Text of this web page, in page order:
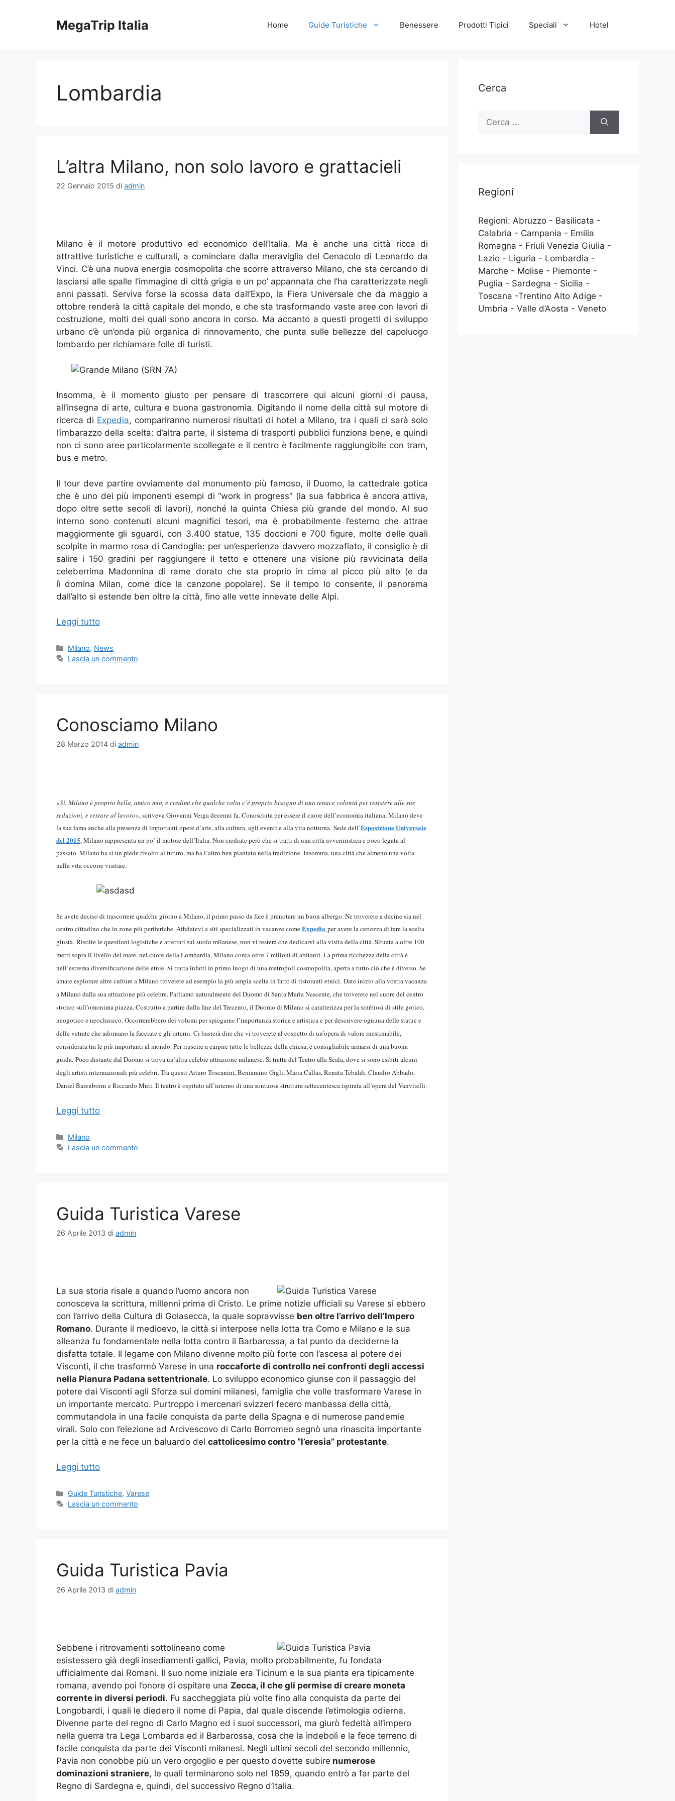
MegaTrip Italia Home Guide Turistiche Benessere Prodotti Tipici Speciali Hotel
Lombardia
L’altra Milano, non solo lavoro e grattacieli
22 Gennaio 2015 di admin
Milano è il motore produttivo ed economico dell’Italia. Ma è anche una città ricca di
attrattive turistiche e culturali, a cominciare dalla meraviglia del Cenacolo di Leonardo da
Vinci. C’è una nuova energia cosmopolita che scorre attraverso Milano, che sta cercando di
lasciarsi alle spalle l’immagine di città grigia e un po’ appannata che l’ha caratterizzata negli
anni passati. Serviva forse la scossa data dall’Expo, la Fiera Universale che da maggio a
ottobre renderà la città capitale del mondo, e che sta trasformando vaste aree con lavori di
costruzione, molti dei quali sono ancora in corso. Ma accanto a questi progetti di sviluppo
urbano c’è un’onda più organica di rinnovamento, che punta sulle bellezze del capoluogo
lombardo per richiamare folle di turisti.
Insomma, è il momento giusto per pensare di trascorrere qui alcuni giorni di pausa,
all’insegna di arte, cultura e buona gastronomia. Digitando il nome della città sul motore di
ricerca di Expedia, compariranno numerosi risultati di hotel a Milano, tra i quali ci sarà solo
l’imbarazzo della scelta: d’altra parte, il sistema di trasporti pubblici funziona bene, e quindi
non ci sono aree particolarmente scollegate e il centro è facilmente raggiungibile con tram,
bus e metro.
Il tour deve partire ovviamente dal monumento più famoso, il Duomo, la cattedrale gotica
che è uno dei più imponenti esempi di “work in progress” (la sua fabbrica è ancora attiva,
dopo oltre sette secoli di lavori), nonché la quinta Chiesa più grande del mondo. Al suo
interno sono contenuti alcuni magnifici tesori, ma è probabilmente l’esterno che attrae
maggiormente gli sguardi, con 3.400 statue, 135 doccioni e 700 figure, molte delle quali
scolpite in marmo rosa di Candoglia: per un’esperienza davvero mozzafiato, il consiglio è di
salire i 150 gradini per raggiungere il tetto e ottenere una visione più ravvicinata della
celeberrima Madonnina di rame dorato che sta proprio in cima al picco più alto (e da
lì domina Milan, come dice la canzone popolare). Se il tempo lo consente, il panorama
dall’alto si estende ben oltre la città, fino alle vette innevate delle Alpi.
Leggi tutto
Categorie
Milano, News
Lascia un commento
Conosciamo Milano
28 Marzo 2014 di admin
«Sì, Milano è proprio bella, amico mio, e credimi che qualche volta c’è proprio bisogno di una tenace volontà per resistere alle sue
seduzioni, e restare al lavoro», scriveva Giovanni Verga decenni fa. Conosciuta per essere il cuore dell’economia italiana, Milano deve
la sua fama anche alla presenza di importanti opere d’arte, alla cultura, agli eventi e alla vita notturna. Sede dell’Esposizione Universale
del 2015, Milano rappresenta un po’ il motore dell’Italia. Non crediate però che si tratti di una città avveniristica e poco legata al
passato. Milano ha sì un piede rivolto al futuro, ma ha l’altro ben piantato nella tradizione. Insomma, una città che almeno una volta
nella vita occorre visitare.
Se avete deciso di trascorrere qualche giorno a Milano, il primo passo da fare è prenotare un buon albergo. Ne troverete a decine sia nel
centro cittadino che in zone più periferiche. Affidatevi a siti specializzati in vacanze comeExpedia per avere la certezza di fare la scelta
giusta. Risolte le questioni logistiche e atterrati sul suolo milanese, non vi resterà che dedicarvi alla visita della città. Situata a oltre 100
metri sopra il livello del mare, nel cuore della Lombardia, Milano conta oltre 7 milioni di abitanti. La prima ricchezza della città è
nell’estrema diversificazione delle etnie. Si tratta infatti in primo luogo di una metropoli cosmopolita, aperta a tutto ciò che è diverso. Se
amate esplorare altre culture a Milano troverete ad esempio la più ampia scelta in fatto di ristoranti etnici. Date inizio alla vostra vacanza
a Milano dalla sua attrazione più celebre. Parliamo naturalmente del Duomo di Santa Maria Nascente, che troverete nel cuore del centro
storico sull’omonima piazza. Costruito a partire dalla fine del Trecento, il Duomo di Milano si caratterizza per la simbiosi di stile gotico,
neogotico e neoclassico. Occorrerebbero dei volumi per spiegarne l’importanza storica e artistica e per descrivere ognuna delle statue e
delle vetrate che adornano la facciate e gli interni. Ci basterà dire che vi troverete al cospetto di un’opera di valore inestimabile,
considerata tra le più importanti al mondo. Per riuscire a carpire tutte le bellezze della chiesa, è consigliabile armarsi di una buona
guida. Poco distante dal Duomo si trova un’altra celebre attrazione milanese. Si tratta del Teatro alla Scala, dove si sono esibiti alcuni
degli artisti internazionali più celebri. Tra questi Arturo Toscanini, Beniamino Gigli, Maria Callas, Renata Tebaldi, Claudio Abbado,
Daniel Barenboim e Riccardo Muti. Il teatro è ospitato all’interno di una sontuosa struttura settecentesca ispirata all’opera del Vanvitelli.
Leggi tutto
Categorie
Milano
Lascia un commento
Guida Turistica Varese
26 Aprile 2013 di admin
La sua storia risale a quando l’uomo ancora non
conosceva la scrittura, millenni prima di Cristo. Le prime notizie ufficiali su Varese si ebbero
con l’arrivo della Cultura di Golasecca, la quale sopravvisse ben oltre l’arrivo dell’Impero
Romano. Durante il medioevo, la città si interpose nella lotta tra Como e Milano e la sua
alleanza fu fondamentale nella lotta contro il Barbarossa, a tal punto da deciderne la
disfatta totale. Il legame con Milano divenne molto più forte con l’ascesa al potere dei
Visconti, il che trasformò Varese in una roccaforte di controllo nei confronti degli accessi
nella Pianura Padana settentrionale. Lo sviluppo economico giunse con il passaggio del
potere dai Visconti agli Sforza sui domini milanesi, famiglia che volle trasformare Varese in
un importante mercato. Purtroppo i mercenari svizzeri fecero manbassa della città,
commutandola in una facile conquista da parte della Spagna e di numerose pandemie
virali. Solo con l’elezione ad Arcivescovo di Carlo Borromeo segnò una rinascita importante
per la città e ne fece un baluardo del cattolicesimo contro “l’eresia” protestante.
Leggi tutto
Categorie
Guide Turistiche,Varese
Lascia un commento
Guida Turistica Pavia
26 Aprile 2013 di admin
Sebbene i ritrovamenti sottolineano come
esistessero già degli insediamenti gallici, Pavia, molto probabilmente, fu fondata
ufficialmente dai Romani. Il suo nome iniziale era Ticinum e la sua pianta era tipicamente
romana, avendo poi l’onore di ospitare una Zecca, il che gli permise di creare moneta
corrente in diversi periodi. Fu saccheggiata più volte fino alla conquista da parte dei
Longobardi, i quali le diedero il nome di Papia, dal quale discende l’etimologia odierna.
Divenne parte del regno di Carlo Magno ed i suoi successori, ma giurò fedeltà all’impero
nella guerra tra Lega Lombarda ed il Barbarossa, cosa che la indebolì e la fece terreno di
facile conquista da parte dei Visconti milanesi. Negli ultimi secoli del secondo millennio,
Pavia non conobbe più un vero orgoglio e per questo dovette subire numerose
dominazioni straniere, le quali terminarono solo nel 1859, quando entrò a far parte del
Regno di Sardegna e, quindi, del successivo Regno d’Italia.
Cerca
Ricerca
Regioni
Regioni: Abruzzo - Basilicata -
Calabria - Campania - Emilia
Romagna - Friuli Venezia Giulia -
Lazio - Liguria - Lombardia -
Marche - Molise - Piemonte -
Puglia - Sardegna - Sicilia -
Toscana -Trentino Alto Adige -
Umbria - Valle d’Aosta - Veneto